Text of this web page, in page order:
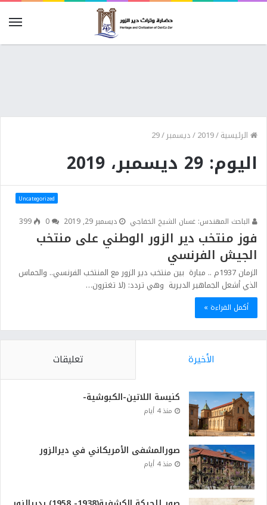
الرئيسية/
2019
/ديسمبر/
29
اليوم: 29 ديسمبر، 2019
Uncategorized
الباحث المهندس: غسان الشيخ الخفاجي ديسمبر 29, 2019 399
فوز منتخب دير الزور الوطني على منتخب
الجيش الفرنسي
الزمان 1937م .. مبارة بين منتخب دير الزور مع المنتخب الفرنسي.. والحماس
الذي أشعل الجماهير الديرية وهي تردد: (لا تغترون…
أكمل القراءة »
الأخيرة تعليقات
كنيسة اللاتين-الكبوشية-
منذ 4 أيام
صورالمشفى الأمريكاني في ديرالزور
منذ 4 أيام